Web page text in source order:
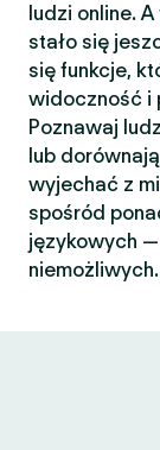
ludzi online.
stało się
się funkcje,
widoczność i
Poznawaj
lub
wyjechać z
spośród
językowych
niemożliwych.